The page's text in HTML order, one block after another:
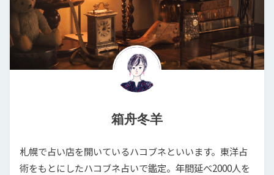
箱舟冬羊
札幌で占い店を開いているハコブネといいます。東洋占
術をもとにしたハコブネ占いで鑑定。年間延べ2000人を